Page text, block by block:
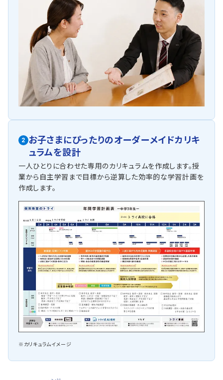
2 お子さまにぴったりのオーダーメイドカリキ
ュラムを設計
一人ひとりに合わせた専用のカリキュラムを作成します。授
業から自主学習まで目標から逆算した効率的な学習計画を
作成します。
※カリキュラムイメージ